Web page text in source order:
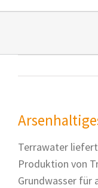
Terrawater
Produktion von
Grundwasser für